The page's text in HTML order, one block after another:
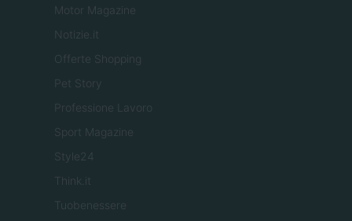
Motor Magazine
Notizie.it
Offerte Shopping
Pet Story
Professione Lavoro
Sport Magazine
Style24
Think.it
Tuobenessere